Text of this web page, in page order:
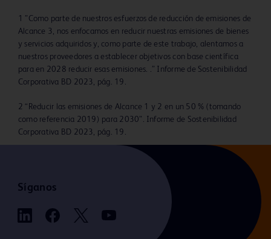
1 ”Como parte de nuestros esfuerzos de reducción de emisiones de
Alcance 3, nos enfocamos en reducir nuestras emisiones de bienes
y servicios adquiridos y, como parte de este trabajo, alentamos a
nuestros proveedores a establecer objetivos con base científica
para en 2028 reducir esas emisiones. .” Informe de Sostenibilidad
Corporativa BD 2023, pág. 19.
2 “Reducir las emisiones de Alcance 1 y 2 en un 50 % (tomando
como referencia 2019) para 2030”. Informe de Sostenibilidad
Corporativa BD 2023, pág. 19.
Síganos